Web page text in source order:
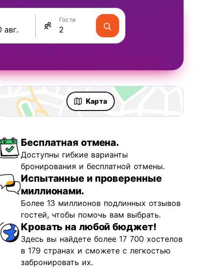
Гости
Kарта
Бесплатная отмена.
Доступны гибкие варианты
бронирования и бесплатной отмены.
Испытанные и проверенные
миллионами.
Более 13 миллионов подлинных отзывов
гостей, чтобы помочь вам выбрать.
Кровать на любой бюджет!
Здесь вы найдете более 17 700 хостелов
в 179 странах и сможете с легкостью
забронировать их.